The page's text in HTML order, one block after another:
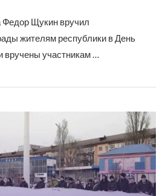
Федор Щукин вручил
жителям республики в День
вручены участникам …